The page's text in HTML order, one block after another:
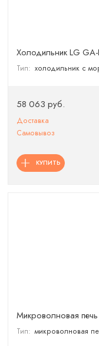
Холодильник LG
Тип: холодильник с
58 063 руб.
Доставка
Самовывоз
КУПИТЬ
Микроволновая
Тип: микроволновая